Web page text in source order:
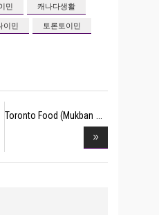
민
캐나다생활
이민 토론토이민
Toronto Food (Mukban